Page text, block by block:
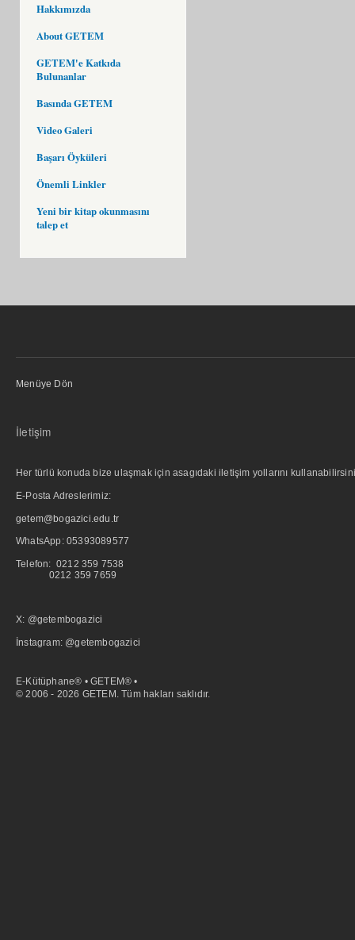
Hakkımızda
About GETEM
GETEM'e Katkıda
Bulunanlar
Basında GETEM
Video Galeri
Başarı Öyküleri
Önemli Linkler
Yeni bir kitap okunmasını
talep et
Menüye Dön
İletişim
Her türlü konuda bize ulaşmak için asagıdaki iletişim yollarını
E-Posta Adreslerimiz:
getem@bogazici.edu.tr
WhatsApp: 05393089577
Telefon: 0212 359 7538
0212 359 7659
X: @getembogazici
İnstagram: @getembogazici
E-Kütüphane® • GETEM® •
© 2006 - 2026 GETEM. Tüm hakları saklıdır.